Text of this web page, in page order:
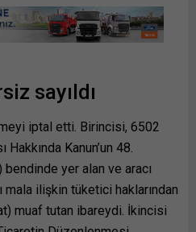
sayıldı
iptal etti. Birincisi, 6502
Hakkında Kanun’un 48.
bendinde yer alan ve aracı
mala ilişkin tüketici haklarından
muaf tutan ibareydi. İkincisi